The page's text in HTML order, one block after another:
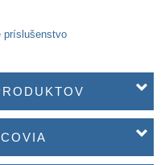
príslušenstvo